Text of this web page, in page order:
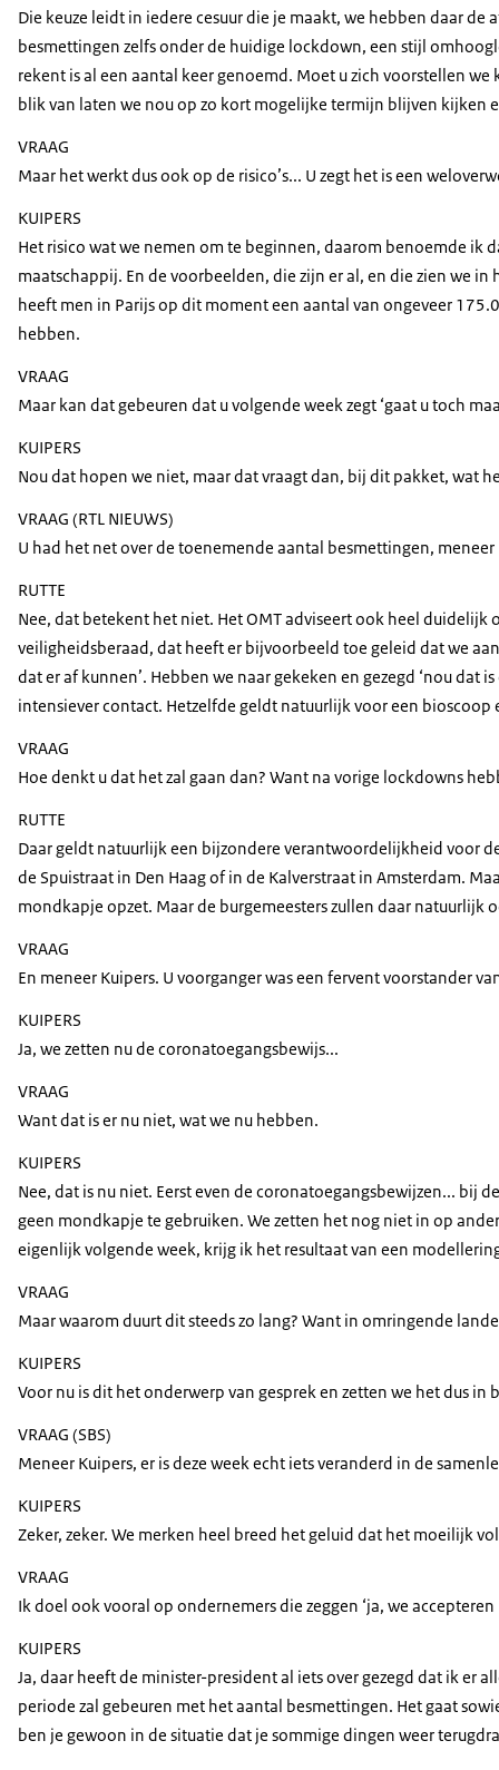
Die keuze leidt in iedere cesuur die je maakt, we hebben daar
besmettingen zelfs onder de huidige lockdown, een stijl
rekent is al een aantal keer genoemd. Moet u zich voorstellen
blik van laten we nou op zo kort mogelijke termijn blijven kijken
VRAAG
Maar het werkt dus ook op de risico’s... U zegt het is een
KUIPERS
Het risico wat we nemen om te beginnen, daarom benoemde ik
maatschappij. En de voorbeelden, die zijn er al, en die zien we
heeft men in Parijs op dit moment een aantal van ongeveer
hebben.
VRAAG
Maar kan dat gebeuren dat u volgende week zegt ‘gaat u toch
KUIPERS
Nou dat hopen we niet, maar dat vraagt dan, bij dit pakket, wat
VRAAG (RTL NIEUWS)
U had het net over de toenemende aantal besmettingen,
RUTTE
Nee, dat betekent het niet. Het OMT adviseert ook heel duidelijk
veiligheidsberaad, dat heeft er bijvoorbeeld toe geleid dat we
dat er af kunnen’. Hebben we naar gekeken en gezegd ‘nou
intensiever contact. Hetzelfde geldt natuurlijk voor een
VRAAG
Hoe denkt u dat het zal gaan dan? Want na vorige lockdowns
RUTTE
Daar geldt natuurlijk een bijzondere verantwoordelijkheid voor
de Spuistraat in Den Haag of in de Kalverstraat in Amsterdam.
mondkapje opzet. Maar de burgemeesters zullen daar natuurlijk
VRAAG
En meneer Kuipers. U voorganger was een fervent voorstander
KUIPERS
Ja, we zetten nu de coronatoegangsbewijs...
VRAAG
Want dat is er nu niet, wat we nu hebben.
KUIPERS
Nee, dat is nu niet. Eerst even de coronatoegangsbewijzen... bij
geen mondkapje te gebruiken. We zetten het nog niet in op
eigenlijk volgende week, krijg ik het resultaat van een
VRAAG
Maar waarom duurt dit steeds zo lang? Want in omringende
KUIPERS
Voor nu is dit het onderwerp van gesprek en zetten we het dus
VRAAG (SBS)
Meneer Kuipers, er is deze week echt iets veranderd in de
KUIPERS
Zeker, zeker. We merken heel breed het geluid dat het moeilijk
VRAAG
Ik doel ook vooral op ondernemers die zeggen ‘ja, we
KUIPERS
Ja, daar heeft de minister-president al iets over gezegd dat ik er
periode zal gebeuren met het aantal besmettingen. Het gaat
ben je gewoon in de situatie dat je sommige dingen weer